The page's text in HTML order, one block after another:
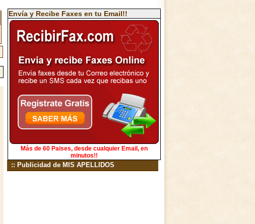
Envía y Recibe Faxes en tu Email!!
Más de 60 Paises, desde cualquier Email, en
minutos!!
:: Publicidad de MIS APELLIDOS